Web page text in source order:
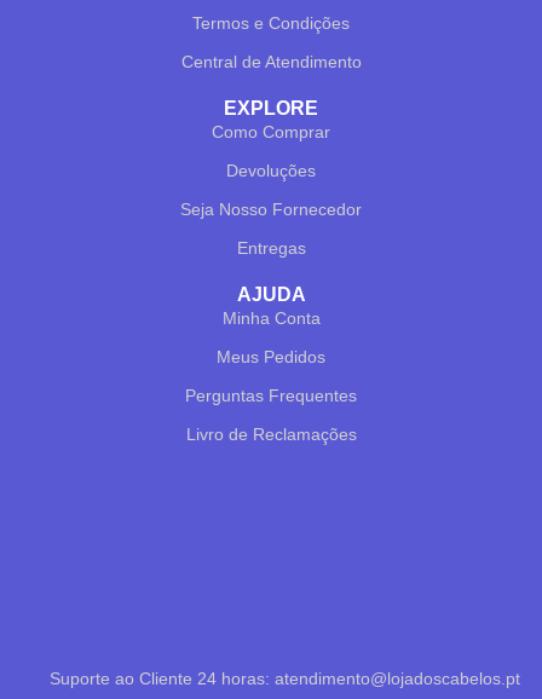
Termos e Condições
Central de Atendimento
EXPLORE
Como Comprar
Devoluções
Seja Nosso Fornecedor
Entregas
AJUDA
Minha Conta
Meus Pedidos
Perguntas Frequentes
Livro de Reclamações
Suporte ao Cliente 24 horas: atendimento@lojadoscabelos.pt
Online agora